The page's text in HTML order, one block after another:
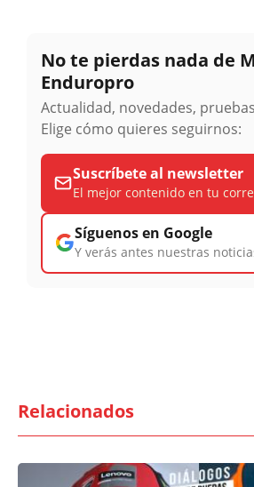
No te pierdas nada de
Enduropro
Actualidad, novedades,
Elige cómo quieres seguirnos:
Suscríbete al newsletter
El mejor contenido en tu
Síguenos en Google
Y verás antes nuestras
Relacionados